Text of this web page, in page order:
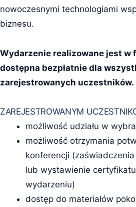
nowoczesnymi technologiami
biznesu.
Wydarzenie realizowane jest w
dostępna bezpłatnie dla
zarejestrowanych uczestników.
ZAREJESTROWANYM
możliwość udziału w
możliwość otrzymania
konferencji
lub wystawienie
wydarzeniu)
dostęp do materiałów